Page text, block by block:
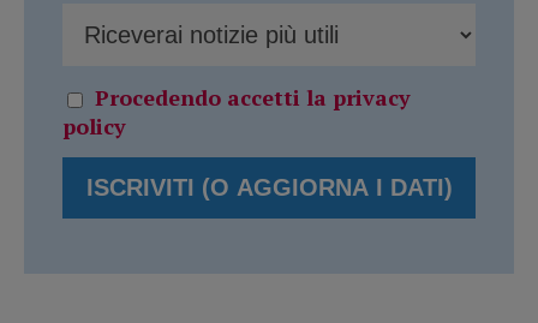
Procedendo accetti la privacy
policy